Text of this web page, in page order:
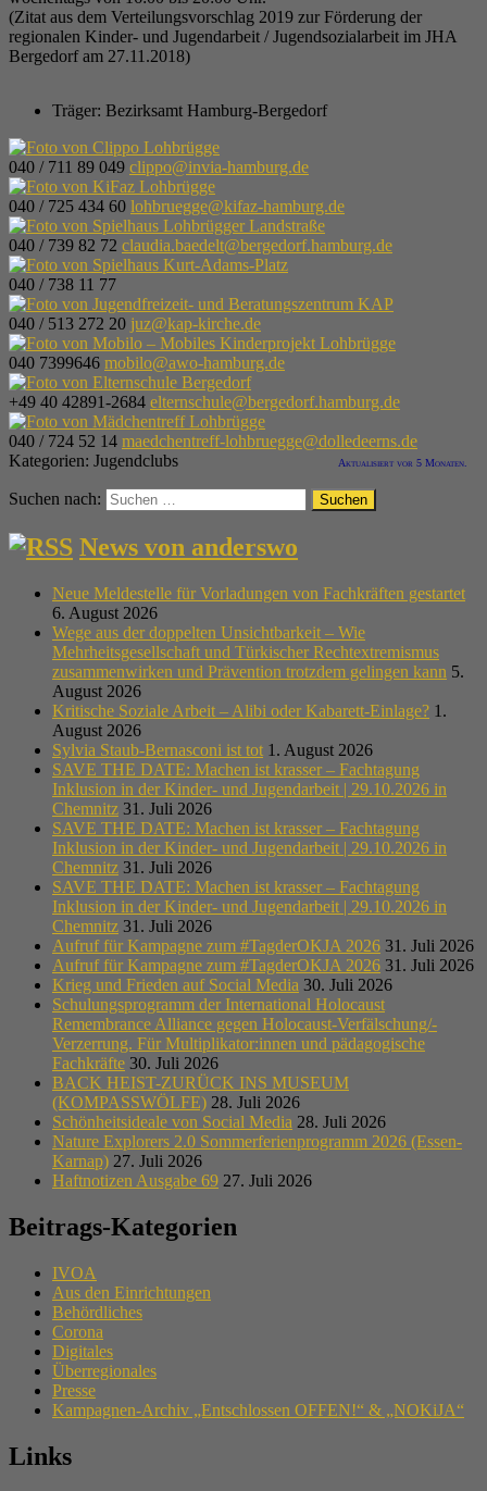
(Zitat aus dem Verteilungsvorschlag 2019 zur Förderung der
regionalen Kinder- und Jugendarbeit / Jugendsozialarbeit im JHA
Bergedorf am 27.11.2018)
Träger: Bezirksamt Hamburg-Bergedorf
040 / 711 89 049 clippo@invia-hamburg.de
040 / 725 434 60 lohbruegge@kifaz-hamburg.de
040 / 739 82 72 claudia.baedelt@bergedorf.hamburg.de
040 / 738 11 77
040 / 513 272 20 juz@kap-kirche.de
040 7399646 mobilo@awo-hamburg.de
+49 40 42891-2684 elternschule@bergedorf.hamburg.de
040 / 724 52 14 maedchentreff-lohbruegge@dolledeerns.de
Kategorien: Jugendclubs Aktualisiert vor 5 Monaten.
Suchen nach:
News von anderswo
Neue Meldestelle für Vorladungen von Fachkräften gestartet
6. August 2026
Wege aus der doppelten Unsichtbarkeit – Wie
Mehrheitsgesellschaft und Türkischer Rechtextremismus
zusammenwirken und Prävention trotzdem gelingen kann 5.
August 2026
Kritische Soziale Arbeit – Alibi oder Kabarett-Einlage? 1.
August 2026
Sylvia Staub-Bernasconi ist tot 1. August 2026
SAVE THE DATE: Machen ist krasser – Fachtagung
Inklusion in der Kinder- und Jugendarbeit | 29.10.2026 in
Chemnitz 31. Juli 2026
SAVE THE DATE: Machen ist krasser – Fachtagung
Inklusion in der Kinder- und Jugendarbeit | 29.10.2026 in
Chemnitz 31. Juli 2026
SAVE THE DATE: Machen ist krasser – Fachtagung
Inklusion in der Kinder- und Jugendarbeit | 29.10.2026 in
Chemnitz 31. Juli 2026
Aufruf für Kampagne zum #TagderOKJA 2026 31. Juli 2026
Aufruf für Kampagne zum #TagderOKJA 2026 31. Juli 2026
Krieg und Frieden auf Social Media 30. Juli 2026
Schulungsprogramm der International Holocaust
Remembrance Alliance gegen Holocaust-Verfälschung/-
Verzerrung. Für Multiplikator:innen und pädagogische
Fachkräfte 30. Juli 2026
BACK HEIST-ZURÜCK INS MUSEUM
(KOMPASSWÖLFE) 28. Juli 2026
Schönheitsideale von Social Media 28. Juli 2026
Nature Explorers 2.0 Sommerferienprogramm 2026 (Essen-
Karnap) 27. Juli 2026
Haftnotizen Ausgabe 69 27. Juli 2026
Beitrags-Kategorien
IVOA
Aus den Einrichtungen
Behördliches
Corona
Digitales
Überregionales
Presse
Kampagnen-Archiv „Entschlossen OFFEN!“ & „NOKiJA“
Links